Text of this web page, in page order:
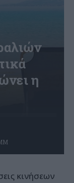
η
κινήσεων